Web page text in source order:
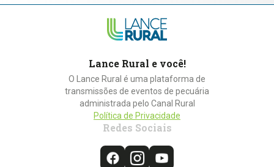
Lance Rural e você!
O Lance Rural é uma plataforma de
transmissões de eventos de pecuária
administrada pelo Canal Rural
Política de Privacidade
Redes Sociais